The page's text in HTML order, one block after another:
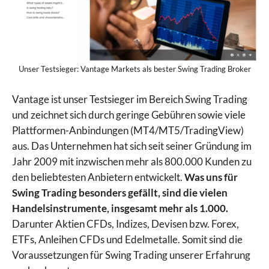
Unser Testsieger: Vantage Markets als bester Swing Trading Broker
Vantage ist unser Testsieger im Bereich Swing Trading
und zeichnet sich durch geringe Gebühren sowie viele
Plattformen-Anbindungen (MT4/MT5/TradingView)
aus. Das Unternehmen hat sich seit seiner Gründung im
Jahr 2009 mit inzwischen mehr als 800.000 Kunden zu
den beliebtesten Anbietern entwickelt.Was uns für
Swing Trading besonders gefällt, sind die vielen
Handelsinstrumente, insgesamt mehr als 1.000.
Darunter Aktien CFDs, Indizes, Devisen bzw. Forex,
ETFs, Anleihen CFDs und Edelmetalle. Somit sind die
Voraussetzungen für Swing Trading unserer Erfahrung